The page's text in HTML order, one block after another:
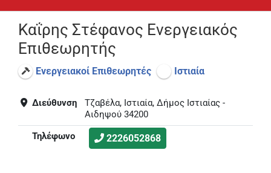
Καΐρης Στέφανος Ενεργειακός
Επιθεωρητής
Ενεργειακοί Επιθεωρητές Ιστιαία
Διεύθυνση
Τζαβέλα, Ιστιαία, Δήμος Ιστιαίας -
Αιδηψού 34200
Τηλέφωνο
2226052868